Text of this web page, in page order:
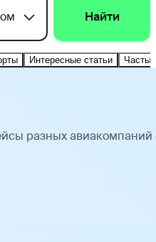
Найти
Интересные статьи
разных